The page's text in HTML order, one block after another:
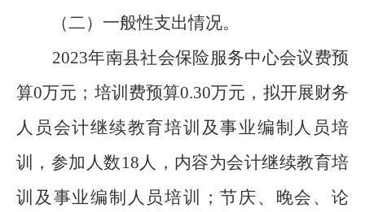
（二）一般性支出情况。
2023年南县社会保险服务中心会议费预
算0万元；培训费预算0.30万元 ， 拟开展财务
人员会计继续教育培训 及事业编制人员培
训
， 参加 人数18人，内容为会计继续教育培
训 及事业编制人员培训
；节庆、晚会、论